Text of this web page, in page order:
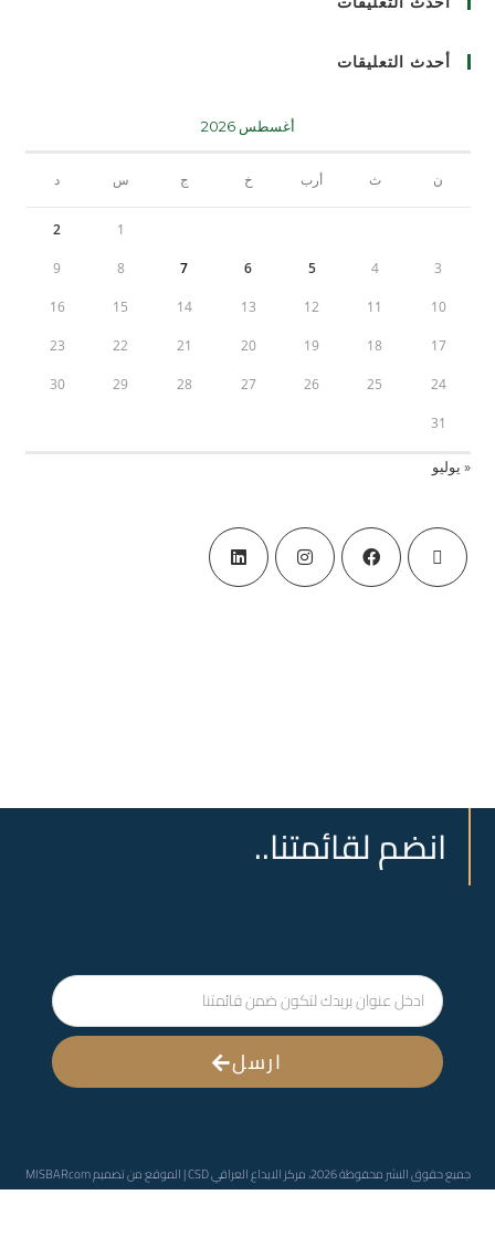
أحدث التعليقات
أغسطس 2026
ن ث أرب خ ج س د
1
2
3
4
5
6
7
8
9
10
11
12
13
14
15
16
17
18
19
20
21
22
23
24
25
26
27
28
29
30
31
« يوليو
انضم لقائمتنا..
ارسل
جميع حقوق النشر محفوظة 2026، مركز الايداع العراقي CSD | الموقع من تصميم MISBARcom